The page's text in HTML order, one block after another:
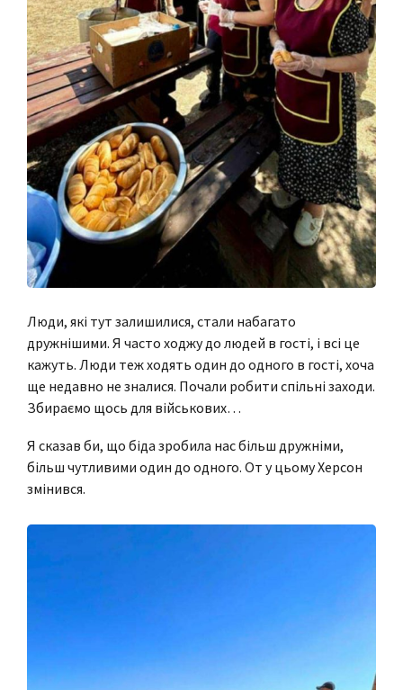
Люди, які тут залишилися, стали набагато
дружнішими. Я часто ходжу до людей в гості, і всі це
кажуть. Люди теж ходять один до одного в гості, хоча
ще недавно не зналися. Почали робити спільні заходи.
Збираємо щось для військових…
Я сказав би, що біда зробила нас більш дружніми,
більш чутливими один до одного. От у цьому Херсон
змінився.